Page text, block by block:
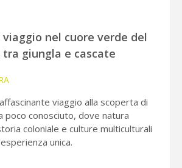
viaggio nel cuore verde del
tra giungla e cascate
viaggio alla scoperta di
poco conosciuto, dove natura
coloniale e culture multiculturali
unica.